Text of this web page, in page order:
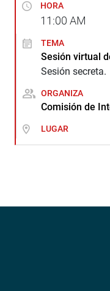
HORA
11:00 AM
TEMA
Sesión virtual
Sesión secreta.
ORGANIZA
Comisión de
LUGAR